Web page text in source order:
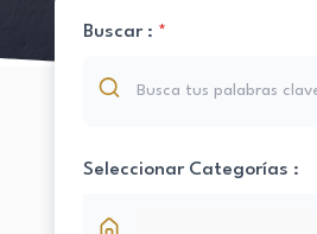
Buscar : *
Seleccionar Categorías :